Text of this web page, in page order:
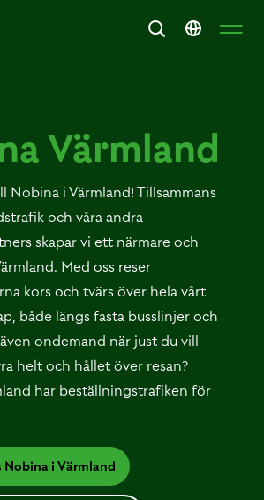
Värmland
Nobina i Värmland! Tillsammans
och våra andra
skapar vi ett närmare och
Med oss reser
kors och tvärs över hela vårt
både längs fasta busslinjer och
ondemand när just du vill
helt och hållet över resan?
har beställningstrafiken för
Nobina i Värmland